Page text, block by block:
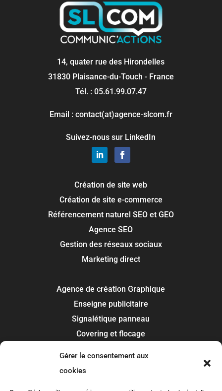
Gérer le consentement aux
cookies
14, quater rue des Hirondelles
31830 Plaisance-du-Touch - France
Tél. : 05.61.99.07.47
Email : contact(at)agence-slcom.fr
Suivez-nous sur LinkedIn
Création de site web
Création de site e-commerce
Référencement naturel SEO et GEO
Agence SEO
Gestion des réseaux sociaux
Marketing direct
Agence de création Graphique
Enseigne publicitaire
Signalétique panneau
Covering et flocage